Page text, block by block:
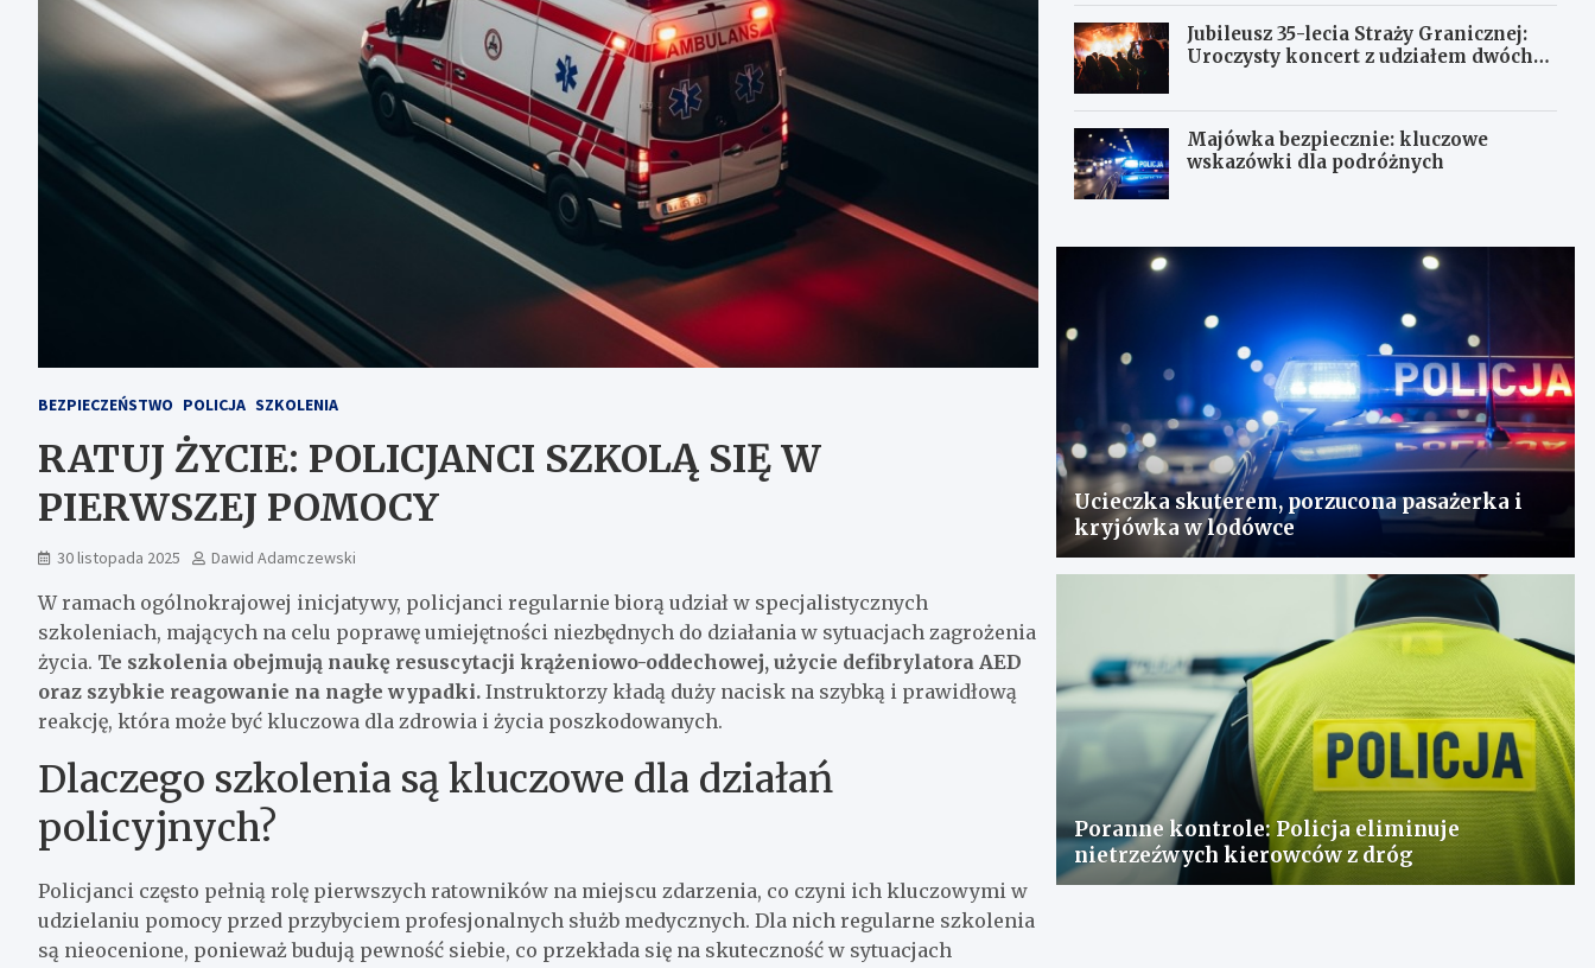
BEZPIECZEŃSTWO POLICJA SZKOLENIA
RATUJ ŻYCIE: POLICJANCI SZKOLĄ SIĘ W
PIERWSZEJ POMOCY
30 listopada 2025 Dawid Adamczewski
W ramach ogólnokrajowej inicjatywy, policjanci regularnie biorą udział w specjalistycznych
szkoleniach, mających na celu poprawę umiejętności niezbędnych do działania w sytuacjach zagrożenia
życia. Te szkolenia obejmują naukę resuscytacji krążeniowo-oddechowej, użycie defibrylatora AED
oraz szybkie reagowanie na nagłe wypadki. Instruktorzy kładą duży nacisk na szybką i prawidłową
reakcję, która może być kluczowa dla zdrowia i życia poszkodowanych.
Dlaczego szkolenia są kluczowe dla działań
policyjnych?
Policjanci często pełnią rolę pierwszych ratowników na miejscu zdarzenia, co czyni ich kluczowymi w
udzielaniu pomocy przed przybyciem profesjonalnych służb medycznych. Dla nich regularne szkolenia
są nieocenione, ponieważ budują pewność siebie, co przekłada się na skuteczność w sytuacjach
Jubileusz 35-lecia Straży Granicznej:
Uroczysty koncert z udziałem dwóch
Majówka bezpiecznie: kluczowe
wskazówki dla podróżnych
Ucieczka skuterem, porzucona pasażerka i
kryjówka w lodówce
Poranne kontrole: Policja eliminuje
nietrzeźwych kierowców z dróg